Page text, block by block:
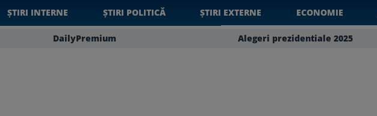
ȘTIRI INTERNE ȘTIRI POLITICĂ ȘTIRI EXTERNE ECONOMIE
DailyPremium Alegeri prezidentiale 2025